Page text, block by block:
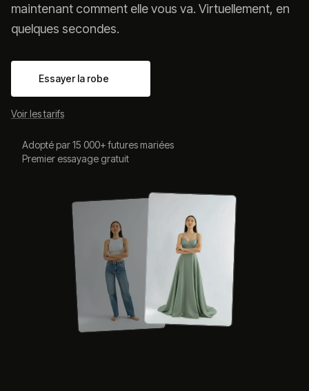
maintenant comment elle vous va. Virtuellement, en
quelques secondes.
Essayer la robe
Voir les tarifs
Adopté par 15 000+ futures mariées
Premier essayage gratuit